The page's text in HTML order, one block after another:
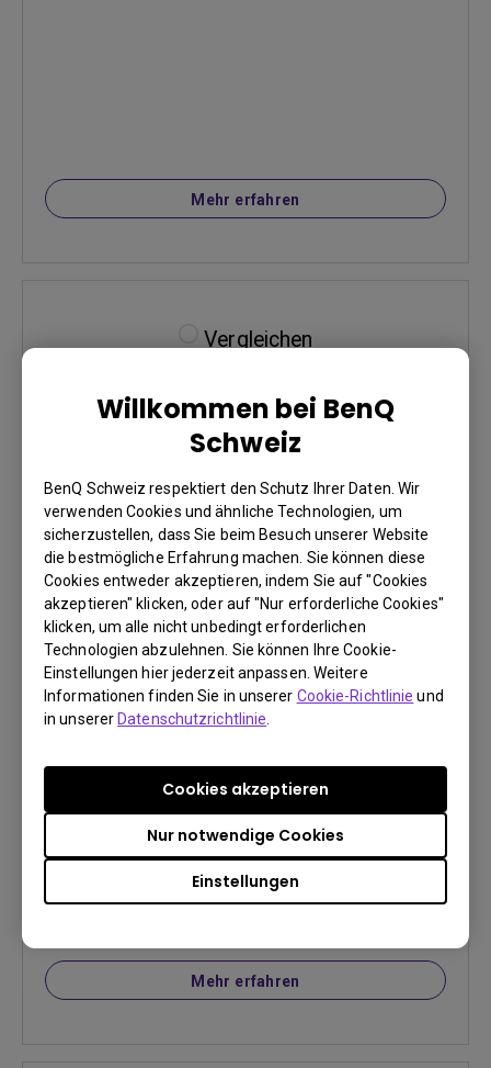
Willkommen bei BenQ
Schweiz
BenQ Schweiz respektiert den Schutz Ihrer Daten. Wir
verwenden Cookies und ähnliche Technologien, um
sicherzustellen, dass Sie beim Besuch unserer Website
die bestmögliche Erfahrung machen. Sie können diese
Cookies entweder akzeptieren, indem Sie auf "Cookies
akzeptieren" klicken, oder auf "Nur erforderliche Cookies"
klicken, um alle nicht unbedingt erforderlichen
Technologien abzulehnen. Sie können Ihre Cookie-
Einstellungen hier jederzeit anpassen. Weitere
Informationen finden Sie in unserer Cookie-Richtlinie und
in unsererDatenschutzrichtlinie
Einstellungen
Nur notwendige Cookies
Cookies akzeptieren
Mehr erfahren
Vergleichen
W750
2500lm Full HD Blu-ray 3D Supported
1.31-1.57(100”@2.9m)
Throw Ratio 1.2X Zoom
Mehr erfahren